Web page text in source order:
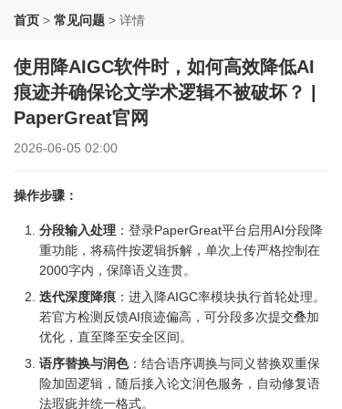
首页 > 常见问题 > 详情
使用降AIGC软件时，如何高效降低AI
痕迹并确保论文学术逻辑不被破坏？ |
PaperGreat官网
2026-06-05 02:00
操作步骤：
分段输入处理 ：登录PaperGreat平台启用AI分段降
重功能，将稿件按逻辑拆解，单次上传严格控制在
2000字内，保障语义连贯。
迭代深度降痕 ：进入降AIGC率模块执行首轮处理。
若官方检测反馈AI痕迹偏高，可分段多次提交叠加
优化，直至降至安全区间。
语序替换与润色：结合语序调换与同义替换双重保
险加固逻辑，随后接入论文润色服务，自动修复语
法瑕疵并统一格式。